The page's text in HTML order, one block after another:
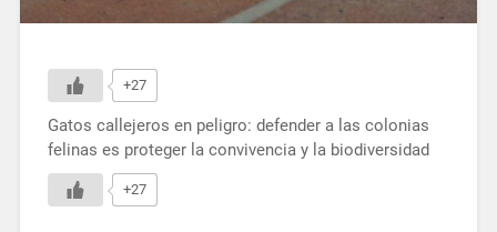
+27
Gatos callejeros en peligro: defender a las colonias
felinas es proteger la convivencia y la biodiversidad
+27